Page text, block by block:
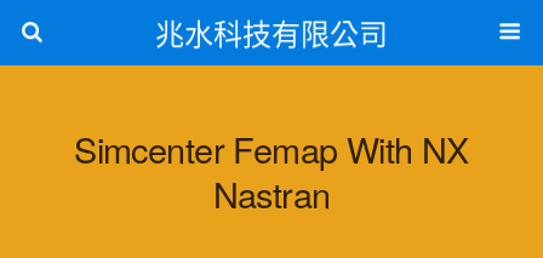
兆水科技有限公司
Simcenter Femap With NX
Nastran